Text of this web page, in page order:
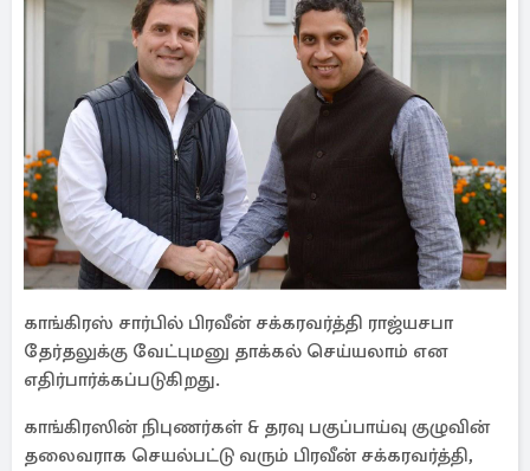
காங்கிரஸ் சார்பில் பிரவீன் சக்கரவர்த்தி ராஜ்யசபா
தேர்தலுக்கு வேட்புமனு தாக்கல் செய்யலாம் என
எதிர்பார்க்கப்படுகிறது.
காங்கிரஸின் நிபுணர்கள் & தரவு பகுப்பாய்வு குழுவின்
தலைவராக செயல்பட்டு வரும் பிரவீன் சக்கரவர்த்தி,